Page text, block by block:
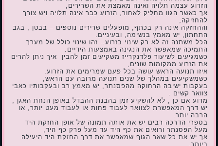
הזרוע עצמה תלויה ואינה מאמצת את השרירים,
אך כאשר הגוו מחליק לאחור, הזרוע כבר אינה תלויה ויש צורך
להחזיקה,
וההחזקה אינה רק בכתף, מופעלים שרירים נוספים – בבטן , בגב
התחתון, יש מאמץ בנשימה, ובעיניים.
הכל משתנה זה לא רק שינוי בזרוע.. זהו שינוי כולל של מערך
התמיכה שמאפשר את הנגינה באמצעות הידיים.
כשמגיעים לשיעור פלדנקרייז משקיעים זמן להבין איך ניתן להרים
את הזרוע ממקומות שונים,
איזו תנועה הראש עושה בכל פעם שמרימים את הזרוע.
כשמשקיעים במהלך של שנים תנועה מרובה עם הראש,
בעקבות ישיבה הרחוקה מהפסנתר, יש מאמץ רב ובעקבותיו כאבי
צוואר קשים .
מדוע אם כן , לא להשקיע זמן בהבנת ההבדל באופן הנחת האגן ,
יש דרך המאפשרת לצוואר לעבוד פחות או לעבוד מעט יותר, או
הרבה יותר.
בספרי הדרכה רבים יש את אותה תמונה של אופן החזקת היד
מעל הפסנתר ורואים את כף היד עד מעל פרק כף היד,
אך יש את כל שאר הגוף שמאפשר את דרך החזקת היד היעילה
ביותר.